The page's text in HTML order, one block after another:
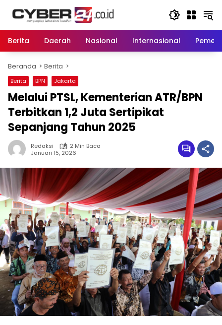
Berita
Daerah Nasional Internasional
Beranda Berita
Berita BPN Jakarta
Melalui PTSL, Kementerian ATR/BPN
Terbitkan 1,2 Juta Sertipikat
Sepanjang Tahun 2025
Redaksi
2 Min Baca
Januari 15, 2026